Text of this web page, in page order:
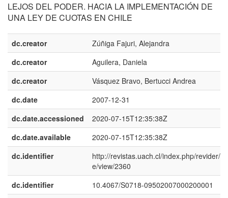
LEJOS DEL PODER. HACIA LA IMPLEMENTACIÓN DE
UNA LEY DE CUOTAS EN CHILE
dc.creator
Zúñiga Fajuri, Alejandra
dc.creator
Aguilera, Daniela
dc.creator
Vásquez Bravo, Bertucci Andrea
dc.date
2007-12-31
dc.date.accessioned
2020-07-15T12:35:38Z
dc.date.available
2020-07-15T12:35:38Z
dc.identifier
http://revistas.uach.cl/index.php/revider/
e/view/2360
dc.identifier
10.4067/S0718-09502007000200001